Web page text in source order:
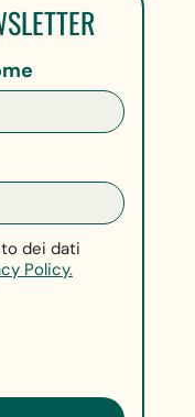
dei dati
Policy.